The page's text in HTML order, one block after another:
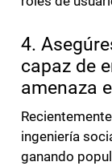
4.
capaz de
amenaza
ingeniería
ganando